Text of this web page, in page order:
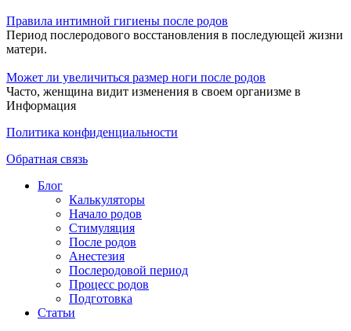
Правила интимной гигиены после родов
Период послеродового восстановления в последующей жизни
матери.
Может ли увеличиться размер ноги после родов
Часто, женщина видит изменения в своем организме в
Информация
Политика конфиденциальности
Обратная связь
Блог
Калькуляторы
Начало родов
Стимуляция
После родов
Анестезия
Послеродовой период
Процесс родов
Подготовка
Статьи